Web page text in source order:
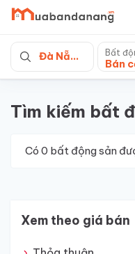
Skip
content
Đà Nẵng Bất
Tìm kiếm bất
Có 0 bất động sản
Xem theo giá bán